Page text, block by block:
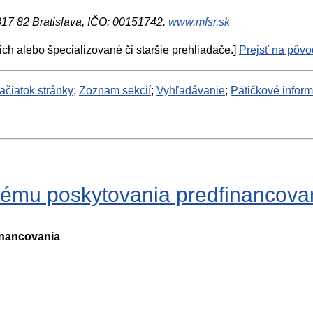
82 Bratislava, IČO: 00151742. www.mfsr.sk
alebo špecializované či staršie prehliadače.] Prejsť na
stránky; Zoznam sekcií; Vyhľadávanie; Pätičkové
poskytovania